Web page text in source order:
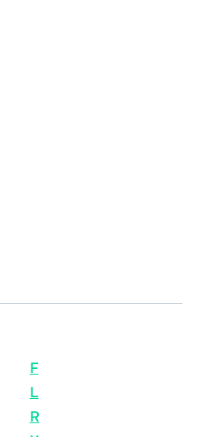
F
L
R